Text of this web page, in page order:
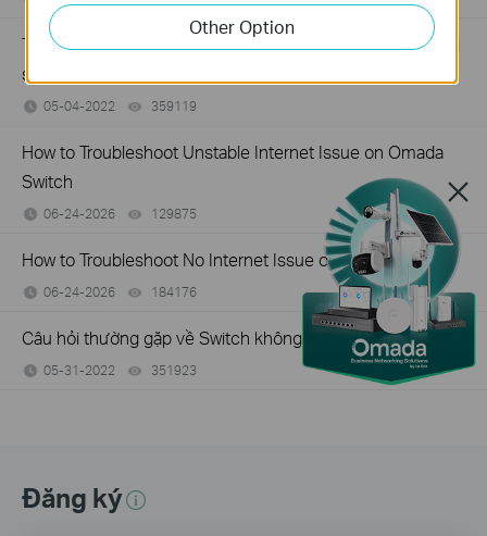
Tôi có thể làm gì nếu tốc độ chậm khi PC được kết nối với
switch không quản lý?
05-04-2022 359119
How to Troubleshoot Unstable Internet Issue on Omada
Switch
06-24-2026 129875
How to Troubleshoot No Internet Issue on Omada Switch
06-24-2026 184176
Câu hỏi thường gặp về Switch không được quản lý
05-31-2022 351923
Đăng ký
Other Option